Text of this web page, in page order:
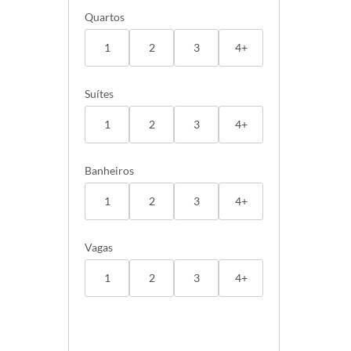
Quartos
1 2 3 4+
Suítes
1 2 3 4+
Banheiros
1 2 3 4+
Vagas
1 2 3 4+